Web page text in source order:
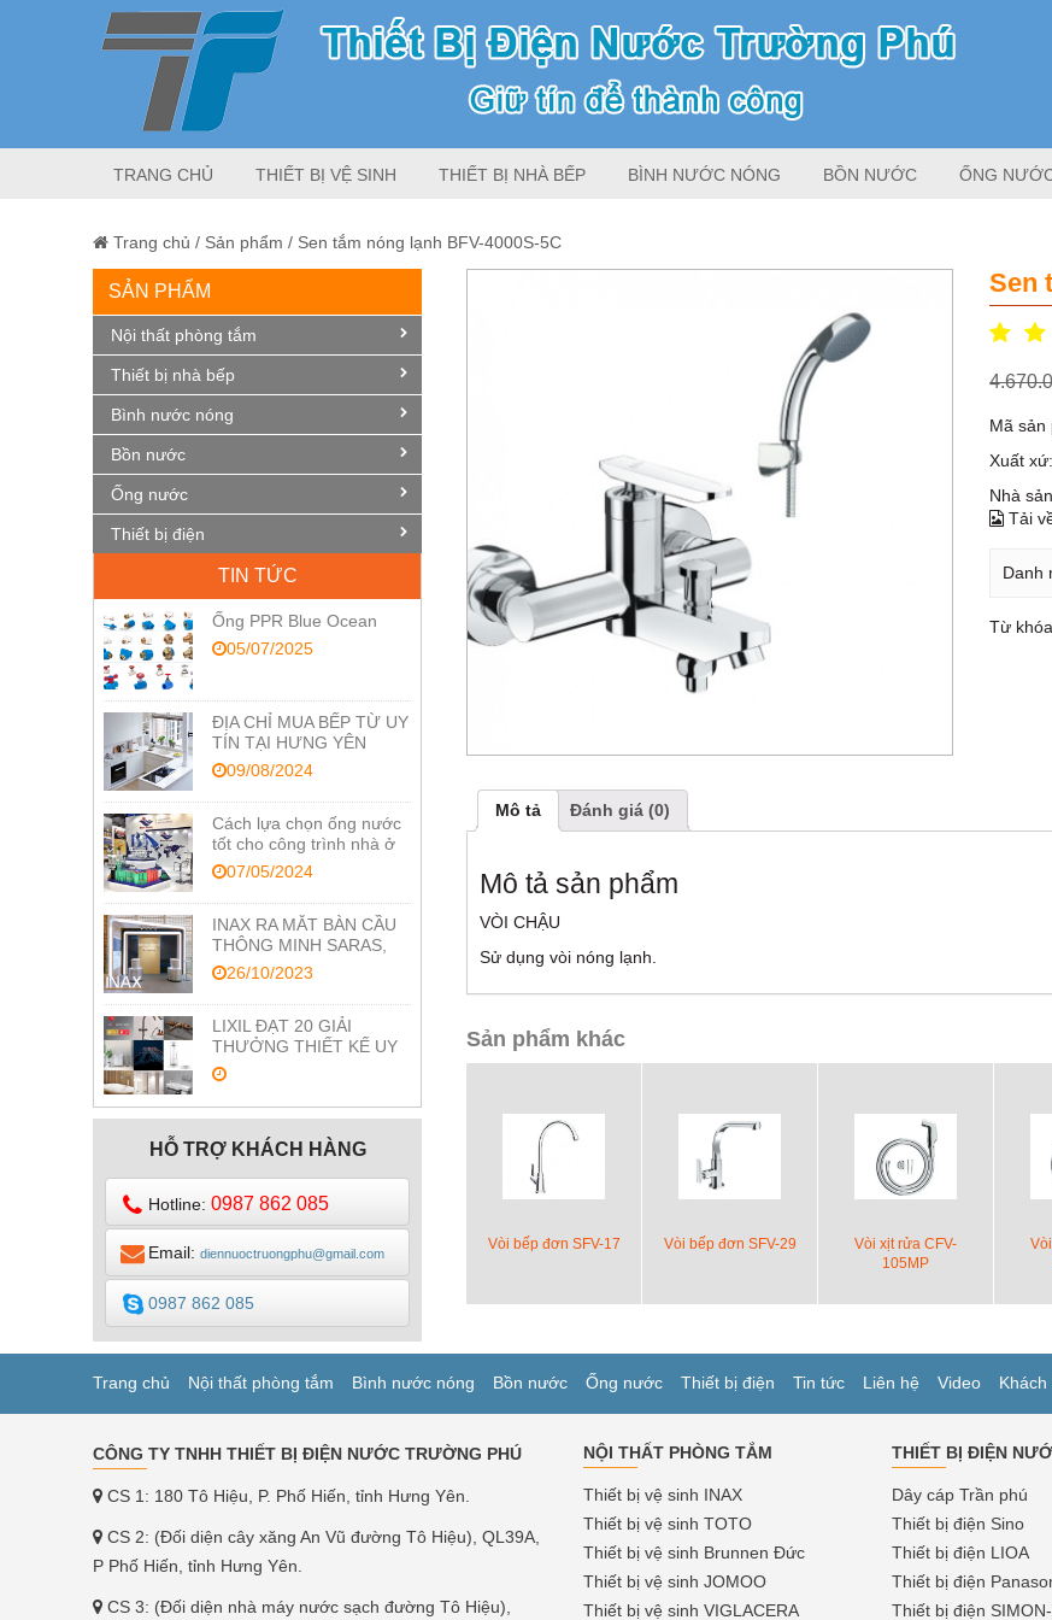
TRANG CHỦ THIẾT BỊ VỆ SINH THIẾT BỊ NHÀ BẾP BÌNH NƯỚC NÓNG BỒN NƯỚC ỐNG
Trang chủ / Sản phẩm / Sen tắm nóng lạnh BFV-4000S-5C
SẢN PHẨM
Nội thất phòng tắm
Thiết bị nhà bếp
Bình nước nóng
Bồn nước
Ống nước
Thiết bị điện
TIN TỨC
Ống PPR Blue Ocean
05/07/2025
ĐỊA CHỈ MUA BẾP TỪ UY
TÍN TẠI HƯNG YÊN
09/08/2024
Cách lựa chọn ống nước
tốt cho công trình nhà ở
07/05/2024
INAX RA MẮT BÀN CẦU
THÔNG MINH SARAS,
TỐI ƯU CÔNG NGHỆ
CHĂM SÓC SỨC KHỎE
26/10/2023
LIXIL ĐẠT 20 GIẢI
THƯỞNG THIẾT KẾ UY
TÍN RED DOT VÀ IF
DESIGN
HỖ TRỢ KHÁCH HÀNG
Hotline: 0987 862 085
Email: diennuoctruongphu@gmail.com
0987 862 085
Sen
Mã sản
Xuất
Nhà
Tải
Danh
Từ
Mô tả Đánh giá (0)
Mô tả sản phẩm
VÒI CHẬU
Sử dụng vòi nóng lạnh.
Sản phẩm khác
Vòi bếp đơn SFV-17 Vòi bếp đơn SFV-29
Vòi xịt rửa CFV-
105MP
Trang chủ Nội thất phòng tắm Bình nước nóng Bồn nước Ống nước Thiết bị điện Tin tức Liên hệ Video Khách
CÔNG TY TNHH THIẾT BỊ ĐIỆN NƯỚC TRƯỜNG PHÚ
CS 1: 180 Tô Hiệu, P. Phố Hiến, tỉnh Hưng Yên.
CS 2: (Đối diện cây xăng An Vũ đường Tô Hiệu), QL39A,
P Phố Hiến, tỉnh Hưng Yên.
CS 3: (Đối diện nhà máy nước sạch đường Tô Hiệu),
NỘI THẤT PHÒNG TẮM
Thiết bị vệ sinh INAX
Thiết bị vệ sinh TOTO
Thiết bị vệ sinh Brunnen Đức
Thiết bị vệ sinh JOMOO
Thiết bị vệ sinh VIGLACERA
THIẾT BỊ ĐIỆN
Dây cáp Trần phú
Thiết bị điện Sino
Thiết bị điện LIOA
Thiết bị điện
Thiết bị điện